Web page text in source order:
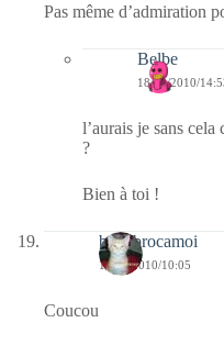
Pas même d’admiration
Belbe
18/08/2010/
l’aurais je sans cela
?
Bien à toi !
bricabrocamoi
18/08/2010/10:05
Coucou